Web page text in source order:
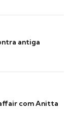
antiga
com Anitta